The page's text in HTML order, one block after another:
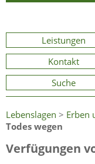
Leistungen
Kontakt
Suche
Lebenslagen > Erben
Todes wegen
Verfügungen